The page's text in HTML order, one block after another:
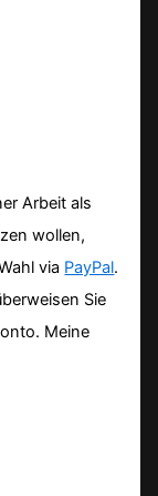
Arbeit als
wollen,
via PayPal.
Sie
Meine